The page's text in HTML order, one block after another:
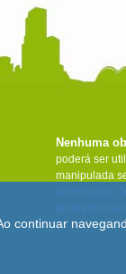
Nenhuma
poderá ser
manipulada
autorização.
protegidos
continuar